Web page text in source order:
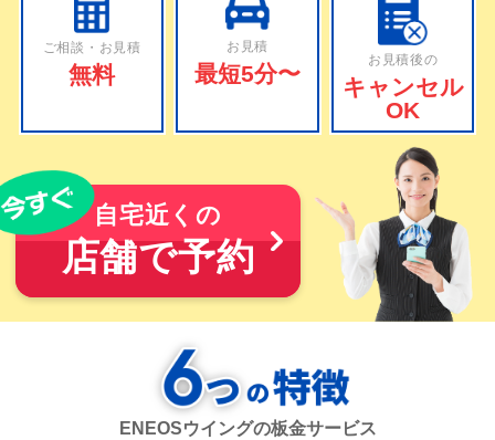
ご相談・お見積
無料
お見積
最短5分〜
お見積後の
キャンセル
OK
自宅近くの
店舗で予約
ENEOSウイングの板金サービス